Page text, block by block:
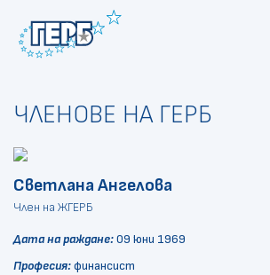
ЧЛЕНОВЕ НА ГЕРБ
Светлана Ангелова
Член на ЖГЕРБ
Дата на раждане:09 юни 1969
Професия:финансист